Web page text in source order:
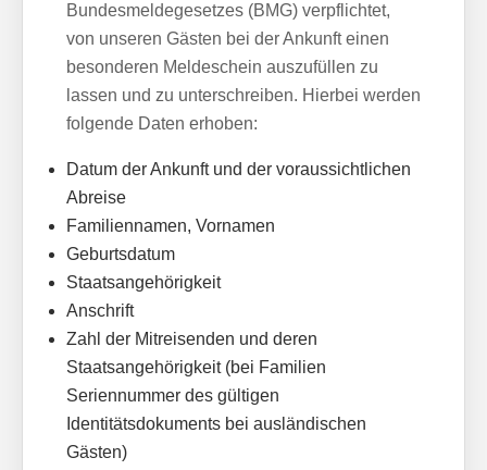
Bundesmeldegesetzes (BMG) verpflichtet,
von unseren Gästen bei der Ankunft einen
besonderen Meldeschein auszufüllen zu
lassen und zu unterschreiben. Hierbei werden
folgende Daten erhoben:
Datum der Ankunft und der voraussichtlichen
Abreise
Familiennamen, Vornamen
Geburtsdatum
Staatsangehörigkeit
Anschrift
Zahl der Mitreisenden und deren
Staatsangehörigkeit (bei Familien
Seriennummer des gültigen
Identitätsdokuments bei ausländischen
Gästen)